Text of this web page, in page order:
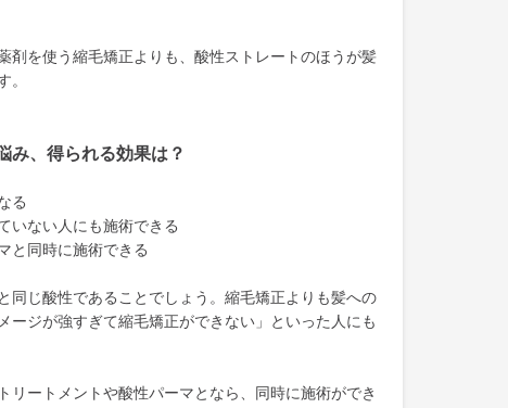
剤を使う縮毛矯正よりも、酸性ストレートのほうが髪
。
み、得られる効果は？
る
いない人にも施術できる
と同時に施術できる
同じ酸性であることでしょう。縮毛矯正よりも髪への
ージが強すぎて縮毛矯正ができない」といった人にも
リートメントや酸性パーマとなら、同時に施術ができ